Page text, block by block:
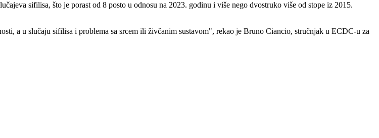
sifilisa, što je porast od 8 posto u odnosu na 2023. godinu i više nego dvostruko više od stope iz 2015.
a u slučaju sifilisa i problema sa srcem ili živčanim sustavom", rekao je Bruno Ciancio, stručnjak u ECDC-u za